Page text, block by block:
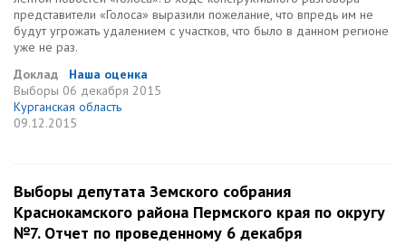
представители «Голоса» выразили пожелание, что впредь им не
будут угрожать удалением с участков, что было в данном регионе
уже не раз.
Доклад
Наша оценка
Выборы 06 декабря 2015
Курганская область
09.12.2015
Выборы депутата Земского собрания
Краснокамского района Пермского края по округу
№7. Отчет по проведенному 6 декабря